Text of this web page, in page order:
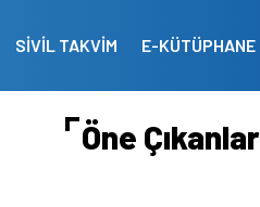
SİVİL TAKVİM E-KÜTÜPHANE
Öne Çıkanlar